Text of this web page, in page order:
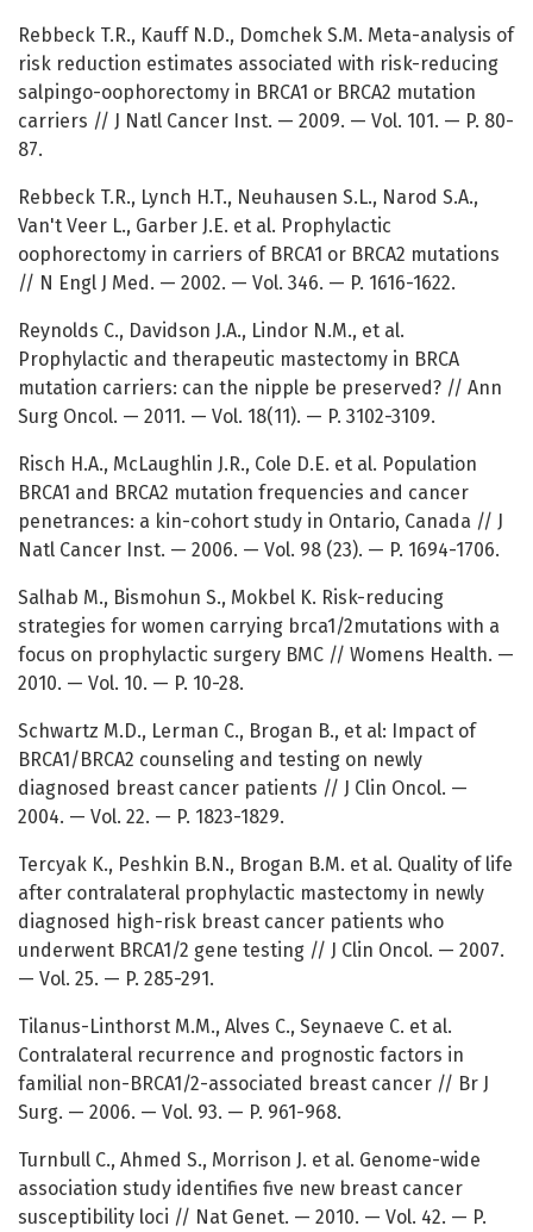
Rebbeck T.R., Kauff N.D., Domchek S.M. Meta-analysis of
risk reduction estimates associated with risk-reducing
salpingo-oophorectomy in BRCA1 or BRCA2 mutation
carriers // J Natl Cancer Inst. — 2009. — Vol. 101. — P. 80-
87.
Rebbeck T.R., Lynch H.T., Neuhausen S.L., Narod S.A.,
Van't Veer L., Garber J.E. et al. Prophylactic
oophorectomy in carriers of BRCA1 or BRCA2 mutations
// N Engl J Med. — 2002. — Vol. 346. — P. 1616-1622.
Reynolds C., Davidson J.A., Lindor N.M., et al.
Prophylactic and therapeutic mastectomy in BRCA
mutation carriers: can the nipple be preserved? // Ann
Surg Oncol. — 2011. — Vol. 18(11). — P. 3102-3109.
Risch H.A., McLaughlin J.R., Cole D.E. et al. Population
BRCA1 and BRCA2 mutation frequencies and cancer
penetrances: a kin-cohort study in Ontario, Canada // J
Natl Cancer Inst. — 2006. — Vol. 98 (23). — P. 1694-1706.
Salhab M., Bismohun S., Mokbel K. Risk-reducing
strategies for women carrying brca1/2mutations with a
focus on prophylactic surgery BMC // Womens Health. —
2010. — Vol. 10. — P. 10-28.
Schwartz M.D., Lerman C., Brogan B., et al: Impact of
BRCA1/BRCA2 counseling and testing on newly
diagnosed breast cancer patients // J Clin Oncol. —
2004. — Vol. 22. — P. 1823-1829.
Tercyak K., Peshkin B.N., Brogan B.M. et al. Quality of life
after contralateral prophylactic mastectomy in newly
diagnosed high-risk breast cancer patients who
underwent BRCA1/2 gene testing // J Clin Oncol. — 2007.
— Vol. 25. — P. 285-291.
Tilanus-Linthorst M.M., Alves C., Seynaeve C. et al.
Contralateral recurrence and prognostic factors in
familial non-BRCA1/2-associated breast cancer // Br J
Surg. — 2006. — Vol. 93. — P. 961-968.
Turnbull C., Ahmed S., Morrison J. et al. Genome-wide
association study identifies five new breast cancer
susceptibility loci // Nat Genet. — 2010. — Vol. 42. — P.